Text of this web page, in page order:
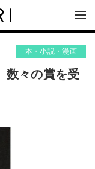
本・小説・漫画
数々の賞を受